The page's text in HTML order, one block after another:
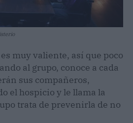
muy valiente, así que poco
al grupo, conoce a cada
sus compañeros,
el hospicio y le llama la
trata de prevenirla de no